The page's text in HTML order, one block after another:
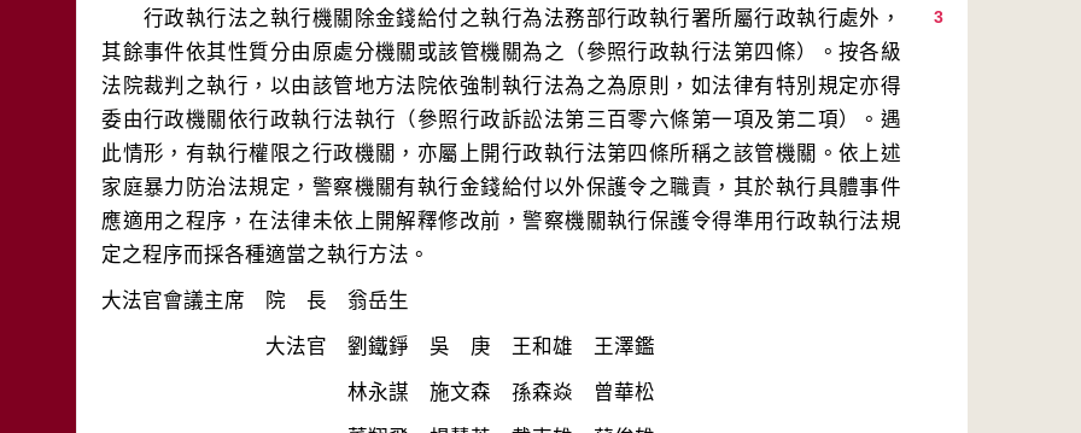
3
行政執行法之執行機關除金錢給付之執行為法務部行政執行署所屬行政執行處外，
其餘事件依其性質分由原處分機關或該管機關為之（參照行政執行法第四條）。按各級
法院裁判之執行，以由該管地方法院依強制執行法為之為原則，如法律有特別規定亦得
委由行政機關依行政執行法執行（參照行政訴訟法第三百零六條第一項及第二項）。遇
此情形，有執行權限之行政機關，亦屬上開行政執行法第四條所稱之該管機關。依上述
家庭暴力防治法規定，警察機關有執行金錢給付以外保護令之職責，其於執行具體事件
應適用之程序，在法律未依上開解釋修改前，警察機關執行保護令得準用行政執行法規